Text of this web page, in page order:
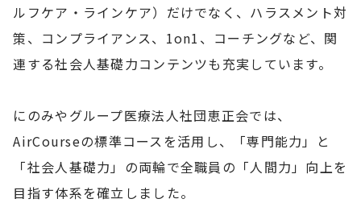
ルフケア・ラインケア）だけでなく、ハラスメント対
策、コンプライアンス、1on1、コーチングなど、関
連する社会人基礎力コンテンツも充実しています。
にのみやグループ医療法人社団恵正会では、
AirCourseの標準コースを活用し、「専門能力」と
「社会人基礎力」の両輪で全職員の「人間力」向上を
目指す体系を確立しました。